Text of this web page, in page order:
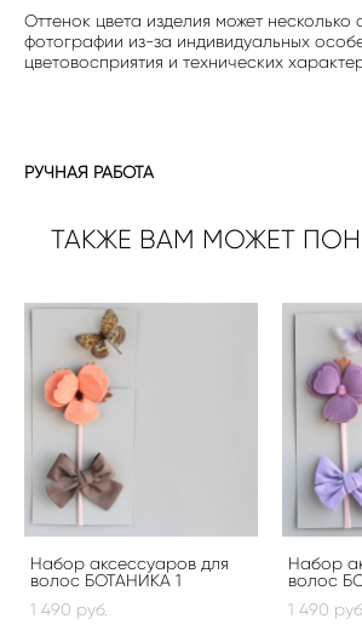
Оттенок цвета изделия может несколько
фотографии из-за индивидуальных
цветовосприятия и технических
РУЧНАЯ РАБОТА
ТАКЖЕ ВАМ МОЖЕТ
Набор аксессуаров для
волос БОТАНИКА 1
1 490 pуб.
Набор
волос
1 490 pуб.